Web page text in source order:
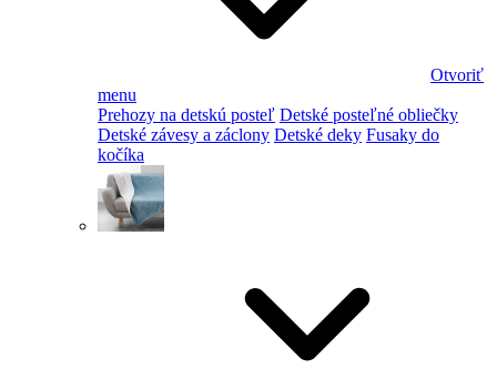
Otvoriť
menu
Prehozy na detskú posteľ Detské posteľné obliečky
Detské závesy a záclony Detské deky Fusaky do
kočíka